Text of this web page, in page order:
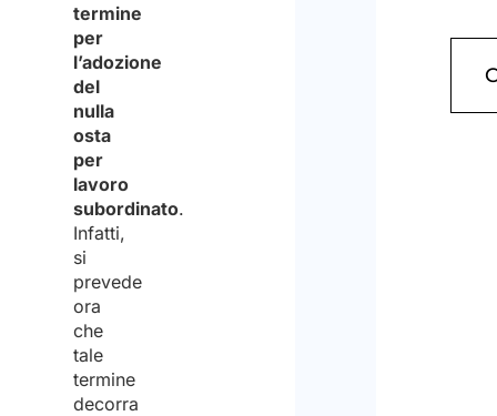
termine
per
l’adozione
del
nulla
osta
per
lavoro
subordinato.
Infatti,
si
prevede
ora
che
tale
termine
decorra